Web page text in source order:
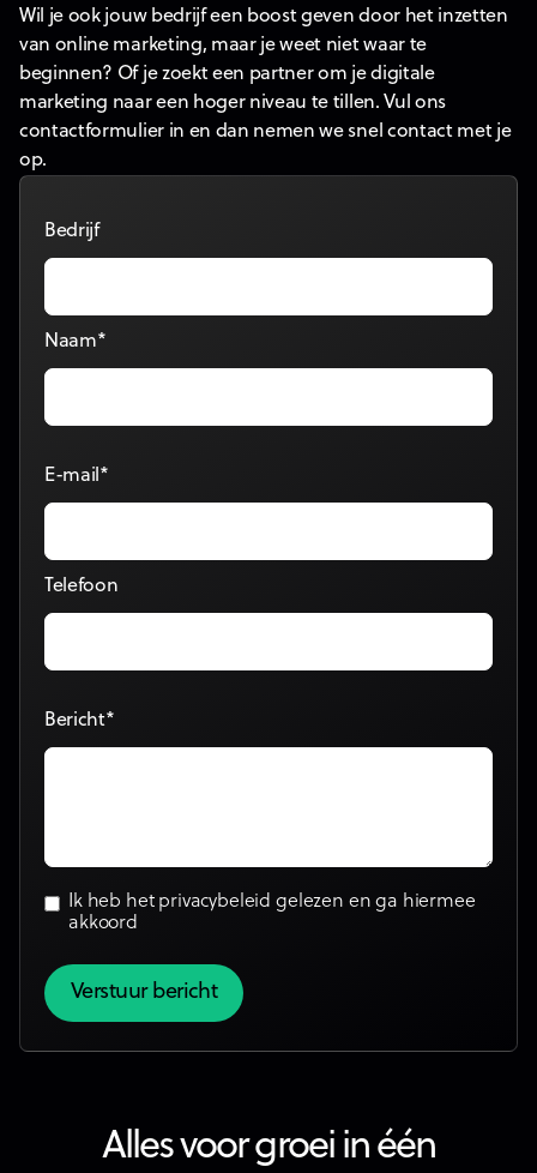
Wil je ook jouw bedrijf een boost geven door het inzetten
van online marketing, maar je weet niet waar te
beginnen? Of je zoekt een partner om je digitale
marketing naar een hoger niveau te tillen. Vul ons
contactformulier in en dan nemen we snel contact met je
op.
Bedrijf
Naam*
E-mail*
Telefoon
Bericht*
Ik heb het privacybeleid gelezen en ga hiermee
akkoord
Alles voor groei in één